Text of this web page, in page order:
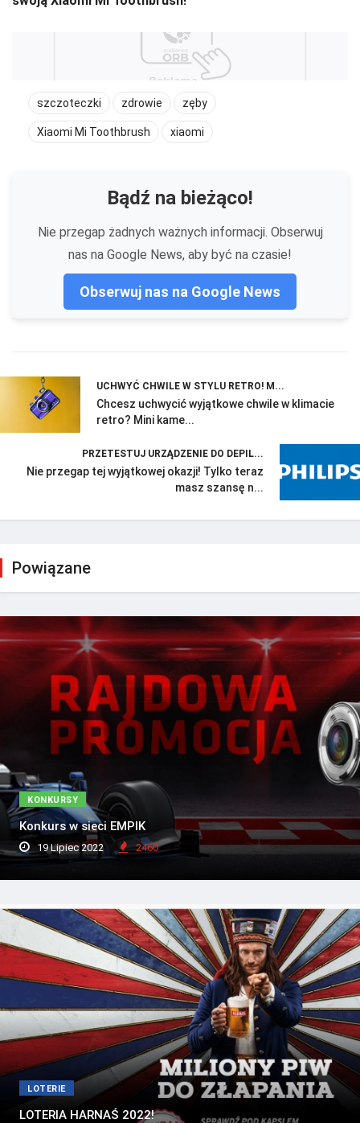
szczoteczki zdrowie zęby
Xiaomi Mi Toothbrush xiaomi
Bądź na bieżąco!
Nie przegap żadnych ważnych informacji. Obserwuj
nas na Google News, aby być na czasie!
Obserwuj nas na Google News
UCHWYĆ CHWILE W STYLU RETRO! M...
Chcesz uchwycić wyjątkowe chwile w klimacie
retro? Mini kame...
PRZETESTUJ URZĄDZENIE DO DEPIL...
Nie przegap tej wyjątkowej okazji! Tylko teraz
masz szansę n...
Powiązane
KONKURSY
Konkurs w sieci EMPIK
19 Lipiec 2022 2460
LOTERIE
LOTERIA HARNAŚ 2022!